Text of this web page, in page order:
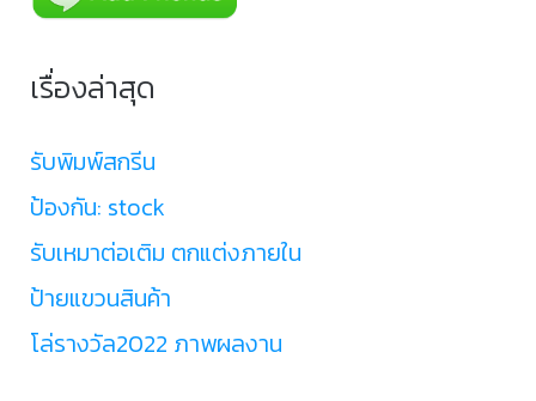
เรื่องล่าสุด
รับพิมพ์สกรีน
ป้องกัน: stock
รับเหมาต่อเติม ตกแต่งภายใน
ป้ายแขวนสินค้า
โล่รางวัล2022 ภาพผลงาน